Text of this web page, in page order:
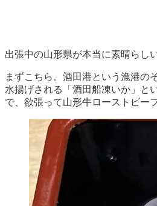
出張中の山形県が本当に素晴らし
まずこちら。酒田港という漁港の
水揚げされる「酒田船凍いか」と
で、欲張って山形牛ローストビー